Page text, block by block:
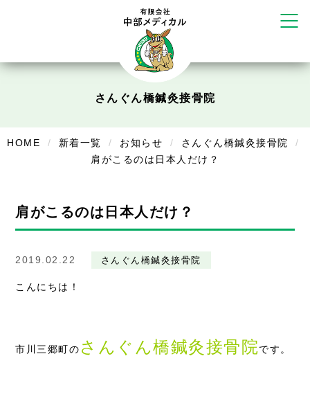
デイサービス
美容鍼・コルギ
症例別施術
さんぐん橋鍼灸接骨院
HOME 新着一覧 お知らせ
さんぐん橋鍼灸接骨院
肩がこるのは日本人だけ？
肩がこるのは日本人だけ？
2019.02.22 さんぐん橋鍼灸接骨院
こんにちは！
市川三郷町の さんぐん橋鍼灸接骨院です。